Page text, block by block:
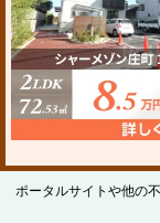
ポータルサイトや他の